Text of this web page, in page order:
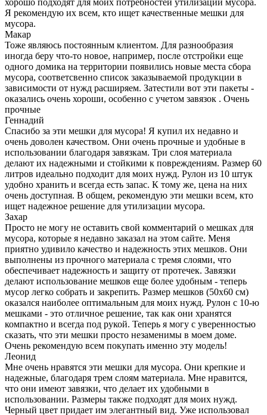
Я рекомендую их всем, кто ищет качественные мешки для
мусора.
Макар
Тоже являюсь постоянным клиентом. Для разнообразия
иногда беру что-то новое, например, после отстройки еще
одного домика на территории появились новые места сбора
мусора, соответсвенно список заказываемой продукции в
зависимости от нужд расширяем. Затестили вот эти пакеты -
оказались очень хороши, особенно с учетом завязок . Очень
прочные
Геннадий
Спасибо за эти мешки для мусора! Я купил их недавно и
очень доволен качеством. Они очень прочные и удобные в
использовании благодаря завязкам. Три слоя материала
делают их надежными и стойкими к повреждениям. Размер 60
литров идеально подходит для моих нужд. Рулон из 10 штук
удобно хранить и всегда есть запас. К тому же, цена на них
очень доступная. В общем, рекомендую эти мешки всем, кто
ищет надежное решение для утилизации мусора.
Захар
Просто не могу не оставить свой комментарий о мешках для
мусора, которые я недавно заказал на этом сайте. Меня
приятно удивило качество и надежность этих мешков. Они
выполнены из прочного материала с тремя слоями, что
обеспечивает надежность и защиту от протечек. Завязки
делают использование мешков еще более удобным - теперь
мусор легко собрать и закрепить. Размер мешков (50x60 см)
оказался наиболее оптимальным для моих нужд. Рулон с 10-ю
мешками - это отличное решение, так как они хранятся
компактно и всегда под рукой. Теперь я могу с уверенностью
сказать, что эти мешки просто незаменимы в моем доме.
Очень рекомендую всем покупать именно эту модель!
Леонид
Мне очень нравятся эти мешки для мусора. Они крепкие и
надежные, благодаря трем слоям материала. Мне нравится,
что они имеют завязки, что делает их удобными в
использовании. Размеры также подходят для моих нужд.
Черный цвет придает им элегантный вид. Уже использовал